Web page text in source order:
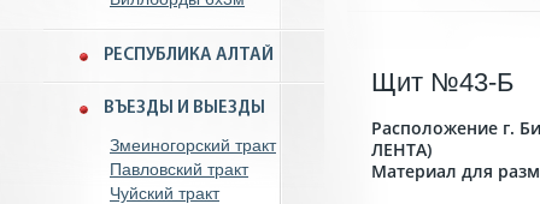
РЕСПУБЛИКА АЛТАЙ
ВЪЕЗДЫ И ВЫЕЗДЫ
Змеиногорский тракт
Павловский тракт
Чуйский тракт
Щит №43-Б
Расположение г.
ЛЕНТА)
Материал для